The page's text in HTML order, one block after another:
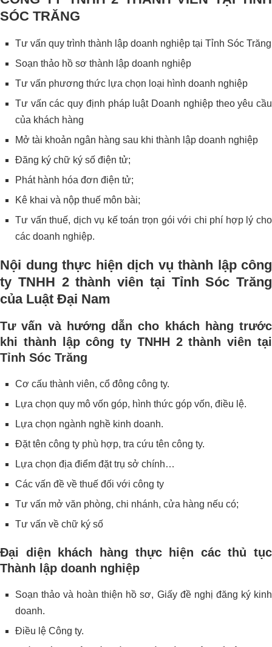
SÓC TRĂNG
Tư vấn quy trình thành lập doanh nghiệp tại Tỉnh Sóc Trăng
Soạn thảo hồ sơ thành lập doanh nghiệp
Tư vấn phương thức lựa chọn loại hình doanh nghiệp
Tư vấn các quy định pháp luật Doanh nghiệp theo yêu cầu
của khách hàng
Mở tài khoản ngân hàng sau khi thành lập doanh nghiệp
Đăng ký chữ ký số điện tử;
Phát hành hóa đơn điện tử;
Kê khai và nộp thuế môn bài;
Tư vấn thuế, dịch vụ kế toán trọn gói với chi phí hợp lý cho
các doanh nghiệp.
Nội dung thực hiện dịch vụ thành lập công
ty TNHH 2 thành viên tại Tỉnh Sóc Trăng
của Luật Đại Nam
Tư vấn và hướng dẫn cho khách hàng trước
khi thành lập công ty TNHH 2 thành viên tại
Tỉnh Sóc Trăng
Cơ cấu thành viên, cổ đông công ty.
Lựa chọn quy mô vốn góp, hình thức góp vốn, điều lệ.
Lựa chọn ngành nghề kinh doanh.
Đặt tên công ty phù hợp, tra cứu tên công ty.
Lựa chọn địa điểm đặt trụ sở chính…
Các vấn đề về thuế đối với công ty
Tư vấn mở văn phòng, chi nhánh, cửa hàng nếu có;
Tư vấn về chữ ký số
Đại diện khách hàng thực hiện các thủ tục
Thành lập doanh nghiệp
Soạn thảo và hoàn thiện hồ sơ, Giấy đề nghị đăng ký kinh
doanh.
Điều lệ Công ty.